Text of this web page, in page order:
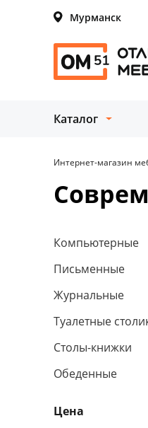
Мурманск
Каталог
Интернет-магазин
Компьютерные
Письменные
Журнальные
Туалетные
Столы-книжки
Обеденные
Цена